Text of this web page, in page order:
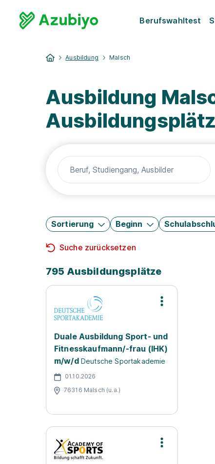
Berufswahltest
Ausbildung Malsch
Ausbildung
Sortierung Beginn
Suche zurücksetzen
795 Ausbildungsplätze
Duale Ausbildung Sport- und
Fitnesskaufmann/-frau (IHK)
m/w/d Deutsche Sportakademie
01.10.2026
76316 Malsch (u.a.)